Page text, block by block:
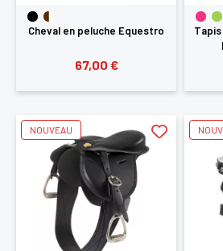
Cheval en peluche Equestro
67,00 €
NOUVEAU